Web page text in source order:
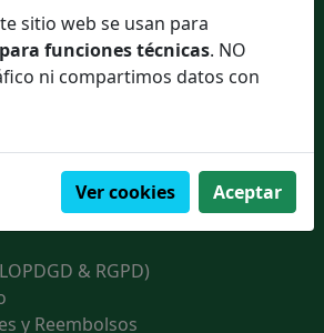
& RGPD)
y Reembolsos
sitio web se usan para
funciones técnicas. NO
ni compartimos datos con
Ver cookies Aceptar